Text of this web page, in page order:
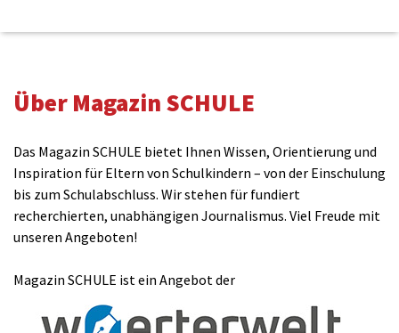
Name(benötigt)
E-Mail(wird nicht veröffentlicht)(benötigt)
Kommentar
Über Magazin SCHULE
Das Magazin SCHULE bietet Ihnen Wissen, Orientierung und
Inspiration für Eltern von Schulkindern – von der Einschulung
bis zum Schulabschluss. Wir stehen für fundiert
recherchierten, unabhängigen Journalismus. Viel Freude mit
unseren Angeboten!
Magazin SCHULE ist ein Angebot der